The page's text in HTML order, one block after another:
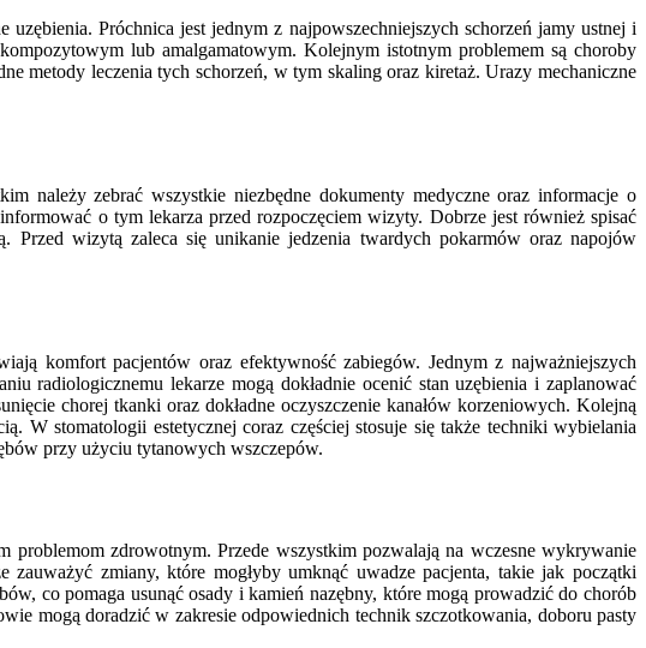
Próchnica jest jednym z najpowszechniejszych schorzeń jamy ustnej i
lub amalgamatowym. Kolejnym istotnym problemem są choroby
metody leczenia tych schorzeń, w tym skaling oraz kiretaż. Urazy mechaniczne
należy zebrać wszystkie niezbędne dokumenty medyczne oraz informacje o
o tym lekarza przed rozpoczęciem wizyty. Dobrze jest również spisać
Przed wizytą zaleca się unikanie jedzenia twardych pokarmów oraz napojów
komfort pacjentów oraz efektywność zabiegów. Jednym z najważniejszych
radiologicznemu lekarze mogą dokładnie ocenić stan uzębienia i zaplanować
chorej tkanki oraz dokładne oczyszczenie kanałów korzeniowych. Kolejną
W stomatologii estetycznej coraz częściej stosuje się także techniki wybielania
przy użyciu tytanowych wszczepów.
problemom zdrowotnym. Przede wszystkim pozwalają na wczesne wykrywanie
zmiany, które mogłyby umknąć uwadze pacjenta, takie jak początki
co pomaga usunąć osady i kamień nazębny, które mogą prowadzić do chorób
mogą doradzić w zakresie odpowiednich technik szczotkowania, doboru pasty